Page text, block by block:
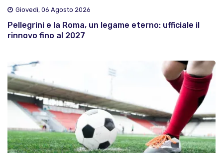
Giovedì, 06 Agosto 2026
Pellegrini e la Roma, un legame eterno: ufficiale il
rinnovo fino al 2027